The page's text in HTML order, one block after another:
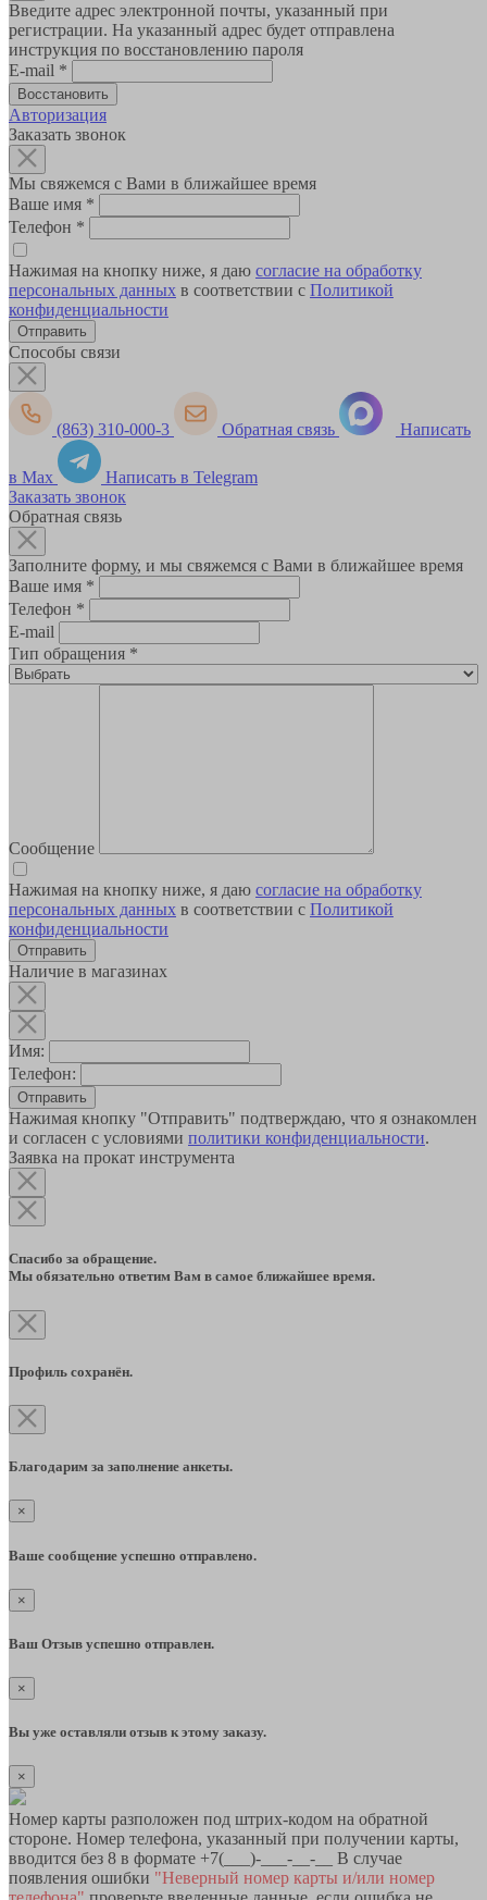
Введите адрес электронной почты, указанный при
регистрации. На указанный адрес будет отправлена
инструкция по восстановлению пароля
E-mail *
Авторизация
Заказать звонок
Мы свяжемся с Вами в ближайшее время
Ваше имя *
Телефон *
Нажимая на кнопку ниже, я даю согласие на обработку
персональных данных в соответствии с Политикой
конфиденциальности
Способы связи
(863) 310-000-3 Обратная связь Написать
в Max
Написать в Telegram
Заказать звонок
Обратная связь
Заполните форму, и мы свяжемся с Вами в ближайшее время
Ваше имя *
Телефон *
E-mail
Тип обращения *
Сообщение
Нажимая на кнопку ниже, я даю согласие на обработку
персональных данных в соответствии с Политикой
конфиденциальности
Наличие в магазинах
Имя:
Телефон:
Отправить
Нажимая кнопку "Отправить" подтверждаю, что я ознакомлен
и согласен с условиями политики конфиденциальности.
Заявка на прокат инструмента
Спасибо за обращение.
Мы обязательно ответим Вам в самое ближайшее время.
Профиль сохранён.
Благодарим за заполнение анкеты.
×
Ваше сообщение успешно отправлено.
×
Ваш Отзыв успешно отправлен.
×
Вы уже оставляли отзыв к этому заказу.
×
Номер карты разположен под штрих-кодом на обратной
стороне. Номер телефона, указанный при получении карты,
вводится без 8 в формате +7(___)-___-__-__ В случае
появления ошибки "Неверный номер карты и/или номер